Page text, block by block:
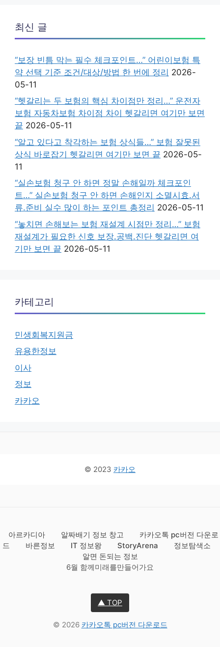
최신 글
“보장 빈틈 막는 필수 체크포인트…” 어린이보험 특
약 선택 기준 조건/대상/방법 한 번에 정리 2026-
05-11
“헷갈리는 두 보험의 핵심 차이점만 정리…” 운전자
보험 자동차보험 차이점 차이 헷갈리면 여기만 보면
끝 2026-05-11
“알고 있다고 착각하는 보험 상식들…” 보험 잘못된
상식 바로잡기 헷갈리면 여기만 보면 끝 2026-05-
11
“실손보험 청구 안 하면 정말 손해일까 체크포인
트…” 실손보험 청구 안 하면 손해인지 소멸시효.서
류.준비 실수 많이 하는 포인트 총정리 2026-05-11
“놓치면 손해보는 보험 재설계 시점만 정리…” 보험
재설계가 필요한 신호 보장.공백.진단 헷갈리면 여
기만 보면 끝 2026-05-11
카테고리
민생회복지원금
유용한정보
이사
정보
카카오
© 2023 카카오
아르카디아 알짜배기 정보 창고
카카오톡 pc버전 다운로
드
바른정보 IT 정보왕 StoryArena
정보탐색소
알면 돈되는 정보
6월 함께미래를만들어가요
▲ TOP
© 2026 카카오톡 pc버전 다운로드